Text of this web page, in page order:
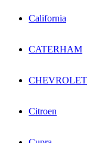
California
CATERHAM
CHEVROLET
Citroen